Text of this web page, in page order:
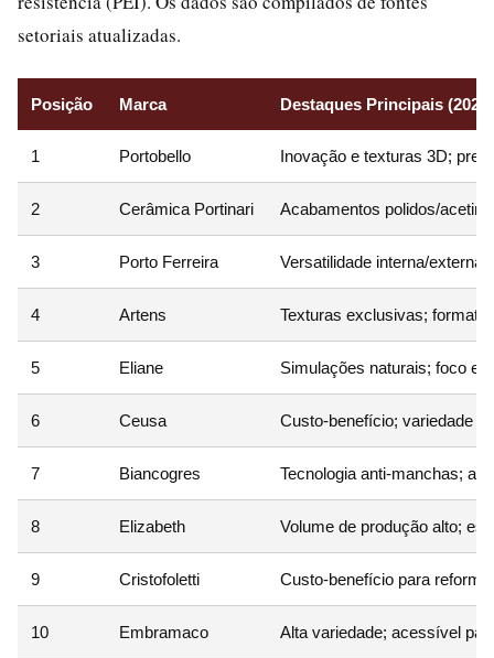
setoriais atualizadas.
Posição Marca Destaques Principais (2026)
1 Portobello Inovação e texturas 3D;
2 Cerâmica Portinari Acabamentos polidos/
3 Porto Ferreira Versatilidade interna/
4 Artens Texturas exclusivas;
5 Eliane Simulações naturais; foco
6 Ceusa Custo-benefício; variedade
7 Biancogres Tecnologia anti-manchas;
8 Elizabeth Volume de produção alto;
9 Cristofoletti Custo-benefício para
10 Embramaco Alta variedade; acessível